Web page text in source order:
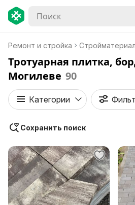
Ремонт и стройка
Тротуарная плитка,
Могилеве 90
Категории
Сохранить поиск